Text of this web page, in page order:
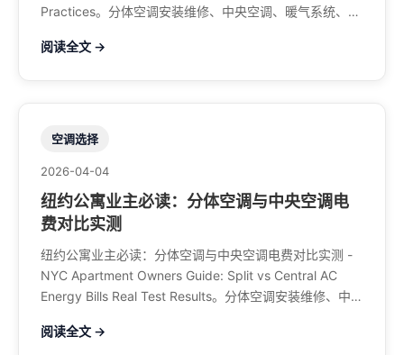
Practices。分体空调安装维修、中央空调、暖气系统、水
8979
阅读全文 →
空调选择
2026-04-04
纽约公寓业主必读：分体空调与中央空调电
费对比实测
纽约公寓业主必读：分体空调与中央空调电费对比实测 -
NYC Apartment Owners Guide: Split vs Central AC
Energy Bills Real Test Results。分体空调安装维修、中央
电话：929-708-8979
阅读全文 →